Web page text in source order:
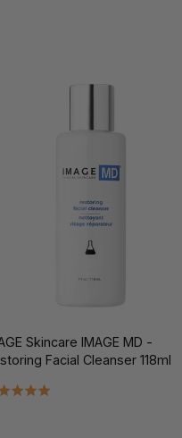
Skincare IMAGE MD -
Facial Cleanser 118ml